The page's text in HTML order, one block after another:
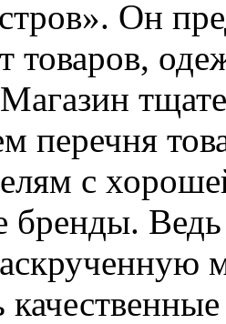
Он
товаров,
перечня
с
Ведь